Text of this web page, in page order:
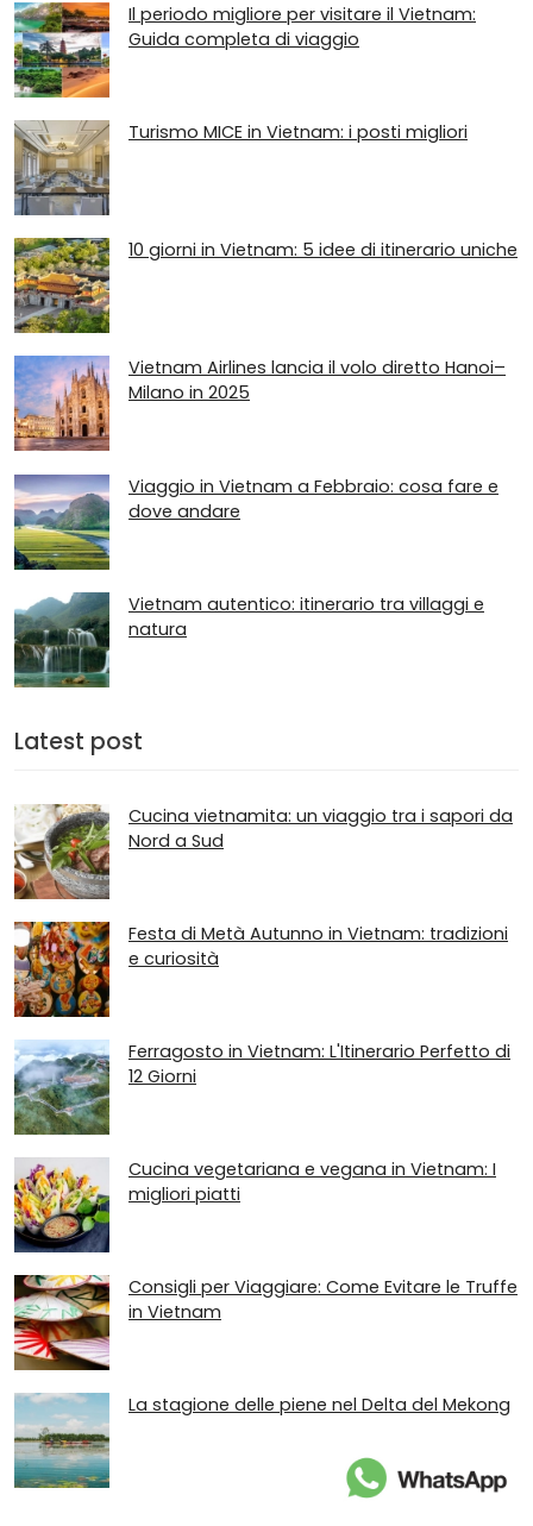
Il periodo migliore per visitare il Vietnam:
Guida completa di viaggio
Turismo MICE in Vietnam: i posti migliori
10 giorni in Vietnam: 5 idee di itinerario uniche
Vietnam Airlines lancia il volo diretto Hanoi–
Milano in 2025
Viaggio in Vietnam a Febbraio: cosa fare e
dove andare
Vietnam autentico: itinerario tra villaggi e
natura
Latest post
Cucina vietnamita: un viaggio tra i sapori da
Nord a Sud
Festa di Metà Autunno in Vietnam: tradizioni
e curiosità
Ferragosto in Vietnam: L'Itinerario Perfetto di
12 Giorni
Cucina vegetariana e vegana in Vietnam: I
migliori piatti
Consigli per Viaggiare: Come Evitare le Truffe
in Vietnam
La stagione delle piene nel Delta del Mekong